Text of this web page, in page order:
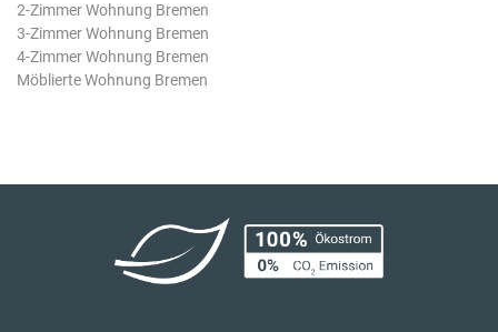
2-Zimmer Wohnung Bremen
3-Zimmer Wohnung Bremen
4-Zimmer Wohnung Bremen
Möblierte Wohnung Bremen